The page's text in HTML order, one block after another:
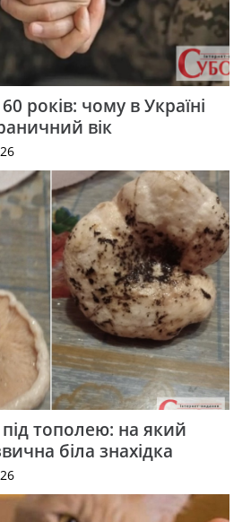
років: чому в Україні
вік
тополею: на який
біла знахідка